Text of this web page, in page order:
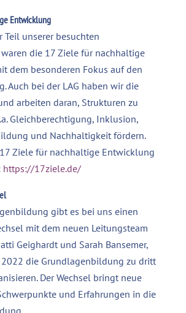
Entwicklung
unserer besuchten
die 17 Ziele für nachhaltige
dem besonderen Fokus auf den
Auch bei der LAG haben wir die
arbeiten daran, Strukturen zu
Gleichberechtigung, Inklusion,
und Nachhaltigkeit fördern.
Ziele für nachhaltige Entwicklung
https://17ziele.de/
gibt es bei uns einen
mit dem neuen Leitungsteam
Geighardt und Sarah Bansemer,
die Grundlagenbildung zu dritt
Der Wechsel bringt neue
und Erfahrungen in die